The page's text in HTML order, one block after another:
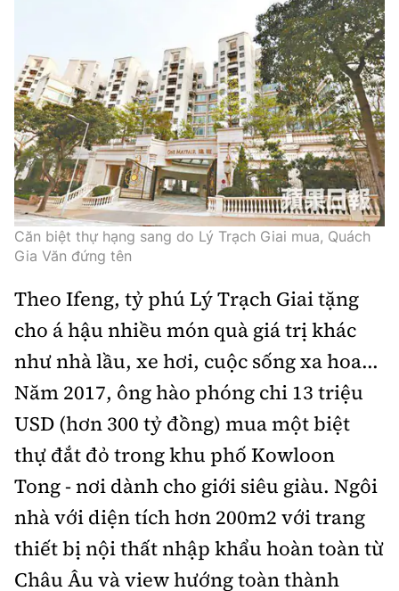
Căn biệt thự hạng sang do Lý Trạch Giai mua, Quách
Gia Văn đứng tên
Theo Ifeng, tỷ phú Lý Trạch Giai tặng
cho á hậu nhiều món quà giá trị khác
như nhà lầu, xe hơi, cuộc sống xa hoa...
Năm 2017, ông hào phóng chi 13 triệu
USD (hơn 300 tỷ đồng) mua một biệt
thự đắt đỏ trong khu phố Kowloon
Tong - nơi dành cho giới siêu giàu. Ngôi
nhà với diện tích hơn 200m2 với trang
thiết bị nội thất nhập khẩu hoàn toàn từ
Châu Âu và view hướng toàn thành